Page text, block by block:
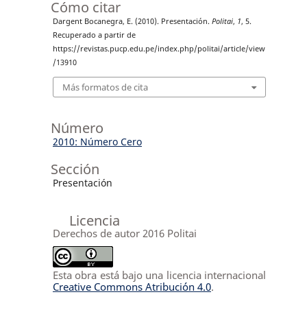
Cómo citar
Dargent Bocanegra, E. (2010). Presentación. Politai, 1, 5.
Recuperado a partir de
https://revistas.pucp.edu.pe/index.php/politai/article/view
/13910
Más formatos de cita
Número
2010: Número Cero
Sección
Presentación
Licencia
Derechos de autor 2016 Politai
Esta obra está bajo una licencia internacional
Creative Commons Atribución 4.0.